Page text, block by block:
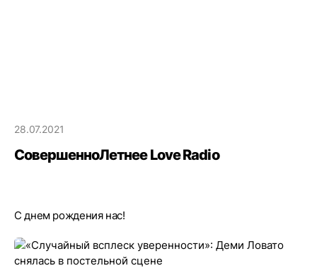
28.07.2021
СовершенноЛетнее Love Radio
С днем рождения нас!